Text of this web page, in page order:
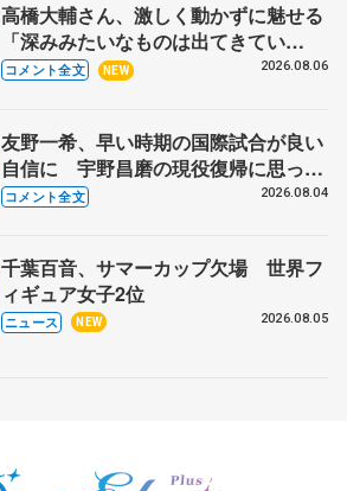
高橋大輔さん、激しく動かずに魅せる
「深みみたいなものは出てきてい
る？」 〝兄さん〟と慕うレジェンド
コメント全文 NEW 2026.08.06
友野一希、早い時期の国際試合が良い
自信に 宇野昌磨の現役復帰に思って
いること 【アジアンオープントロフ
コメント全文 2026.08.04
千葉百音、サマーカップ欠場 世界フ
ィギュア女子2位
ニュース NEW 2026.08.05